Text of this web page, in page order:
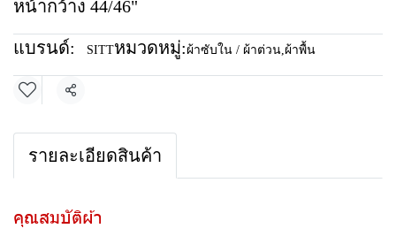
หน้ากว้าง 44/46"
แบรนด์: SITTหมวดหมู่: ผ้าซับใน / ผ้าต่วน,ผ้าพื้น
แชร์
รายละเอียดสินค้า
คุณสมบัติผ้า